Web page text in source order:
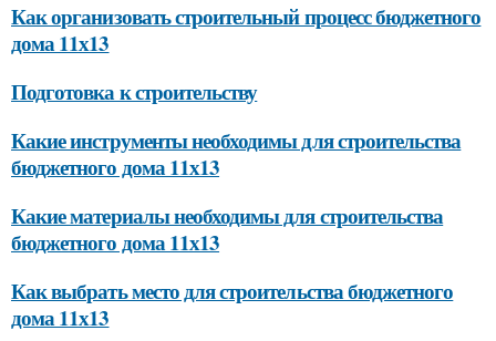
Как организовать строительный процесс бюджетного
дома 11х13
Подготовка к строительству
Какие инструменты необходимы для строительства
бюджетного дома 11х13
Какие материалы необходимы для строительства
бюджетного дома 11х13
Как выбрать место для строительства бюджетного
дома 11х13